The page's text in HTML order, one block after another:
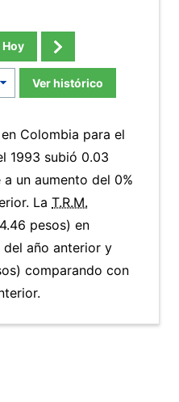
Hoy
Ver histórico
Colombia para el
1993 subió 0.03
un aumento del 0%
La T.R.M.
pesos) en
año anterior y
comparando con